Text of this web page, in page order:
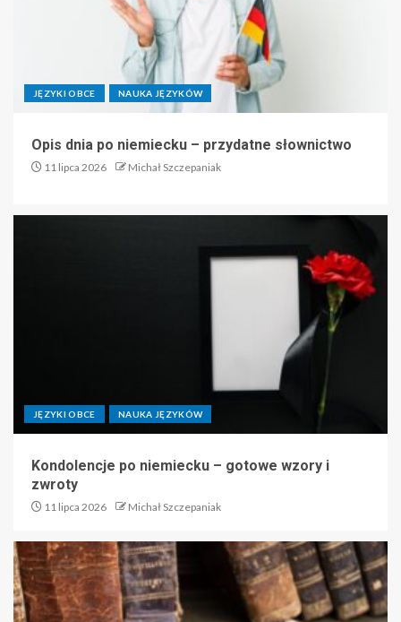
JĘZYKI OBCE NAUKA JĘZYKÓW
Opis dnia po niemiecku – przydatne słownictwo
11 lipca 2026 Michał Szczepaniak
JĘZYKI OBCE NAUKA JĘZYKÓW
Kondolencje po niemiecku – gotowe wzory i
zwroty
11 lipca 2026 Michał Szczepaniak